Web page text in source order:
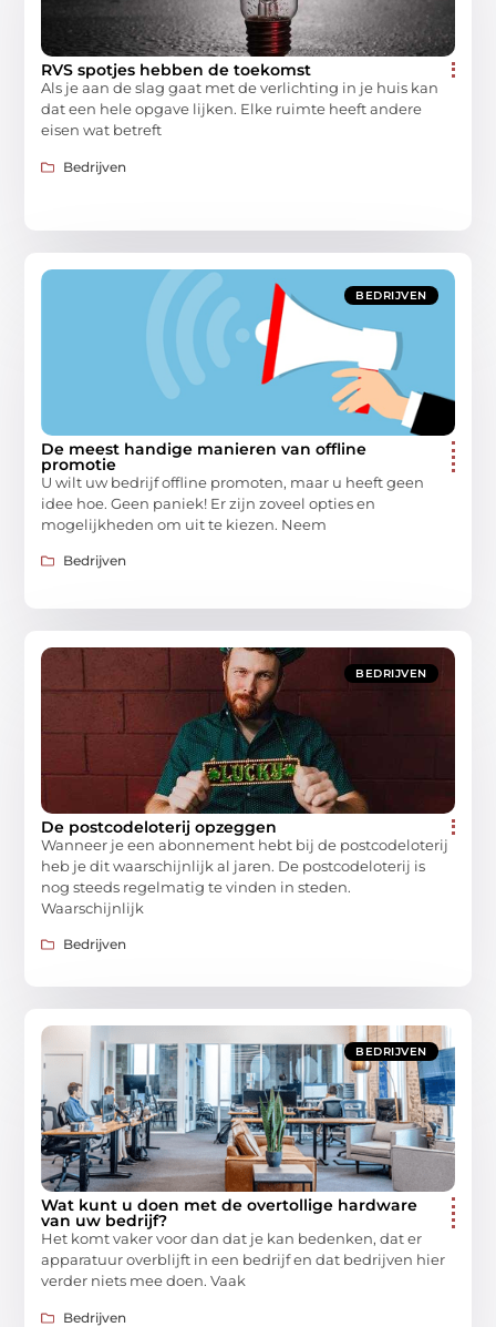
RVS spotjes hebben de toekomst
Als je aan de slag gaat met de verlichting in je huis kan
dat een hele opgave lijken. Elke ruimte heeft andere
eisen wat betreft
Bedrijven
BEDRIJVEN
De meest handige manieren van offline
promotie
U wilt uw bedrijf offline promoten, maar u heeft geen
idee hoe. Geen paniek! Er zijn zoveel opties en
mogelijkheden om uit te kiezen. Neem
Bedrijven
BEDRIJVEN
De postcodeloterij opzeggen
Wanneer je een abonnement hebt bij de postcodeloterij
heb je dit waarschijnlijk al jaren. De postcodeloterij is
nog steeds regelmatig te vinden in steden.
Waarschijnlijk
Bedrijven
BEDRIJVEN
Wat kunt u doen met de overtollige hardware
van uw bedrijf?
Het komt vaker voor dan dat je kan bedenken, dat er
apparatuur overblijft in een bedrijf en dat bedrijven hier
verder niets mee doen. Vaak
Bedrijven